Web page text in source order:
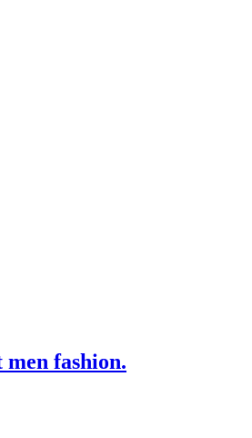
fashion.